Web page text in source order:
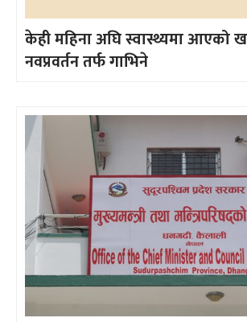
केही महिना अघि स्वास्थ्यमा आएको
नवप्रवर्तन तर्फ गाभिने